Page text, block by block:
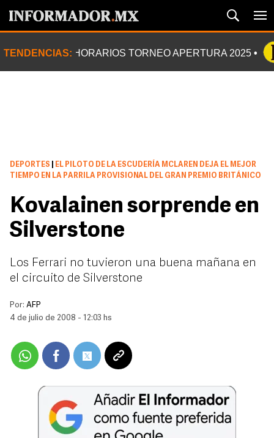
TENDENCIAS: HORARIOS TORNEO APERTURA 2025
DEPORTES
EL PILOTO DE LA ESCUDERÍA MCLAREN DEJA EL MEJOR
TIEMPO EN LA PARRILA PROVISIONAL DEL GRAN PREMIO BRITÁNICO
Kovalainen sorprende en
Silverstone
Los Ferrari no tuvieron una buena mañana en
el circuito de Silverstone
Por: AFP
4 de julio de 2008 - 12:03 hs